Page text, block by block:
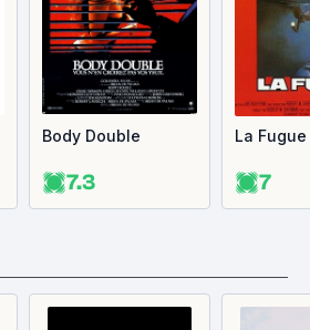
Body Double
7.3
La Fugue
7